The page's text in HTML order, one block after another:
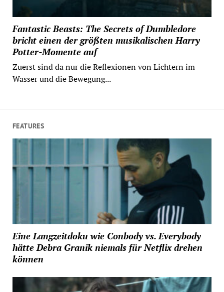
Fantastic Beasts: The Secrets of Dumbledore
bricht einen der größten musikalischen Harry
Potter-Momente auf
Zuerst sind da nur die Reflexionen von Lichtern im
Wasser und die Bewegung...
FEATURES
Eine Langzeitdoku wie Conbody vs. Everybody
hätte Debra Granik niemals für Netflix drehen
können